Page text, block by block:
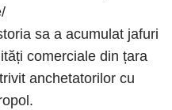
sa a acumulat jafuri
comerciale din țara
anchetatorilor cu